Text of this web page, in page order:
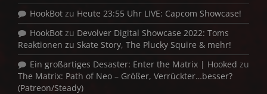
HookBot zu Heute 23:55 Uhr LIVE: Capcom Showcase!
HookBot zu Devolver Digital Showcase 2022: Toms
Reaktionen zu Skate Story, The Plucky Squire & mehr!
Ein großartiges Desaster: Enter the Matrix | Hooked zu
The Matrix: Path of Neo – Größer, Verrückter…besser?
(Patreon/Steady)